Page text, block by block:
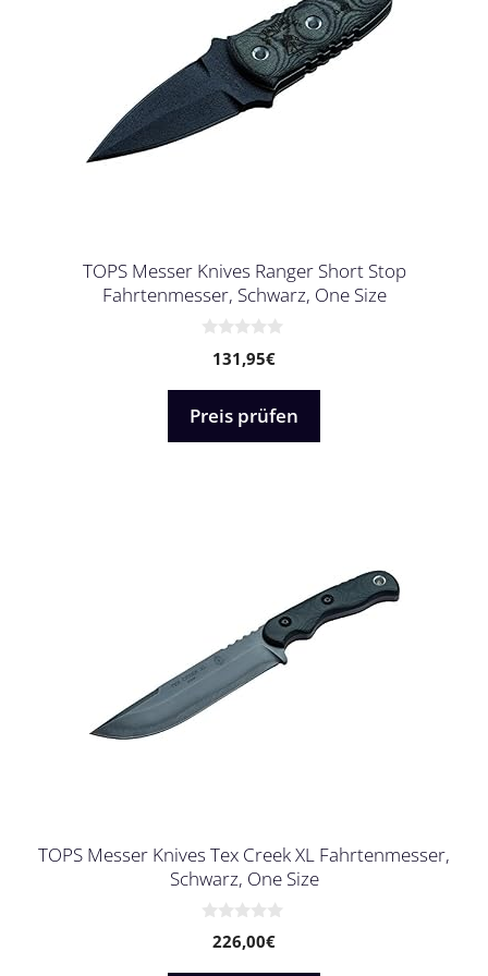
TOPS Messer Knives Ranger Short Stop
Fahrtenmesser, Schwarz, One Size
n
5
131,95€
Preis prüfen
TOPS Messer Knives Tex Creek XL Fahrtenmesser,
Schwarz, One Size
226,00€